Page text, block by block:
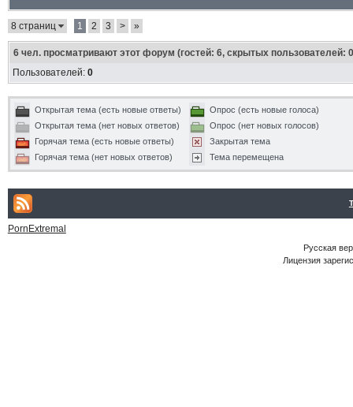
8 страниц 1 2 3 > »
6чел. просматривают этот форум (гостей: 6, скрытых пользователей:
Пользователей: 0
Открытая тема (есть новые ответы)
Открытая тема (нет новых ответов)
Горячая тема (есть новые ответы)
Горячая тема (нет новых ответов)
Опрос (есть новые голоса)
Опрос (нет новых голосов)
Закрытая тема
Тема перемещена
PornExtremal
Русская
Лицензия